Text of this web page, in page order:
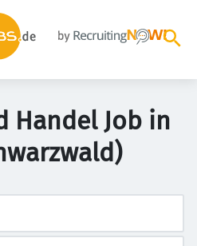
Handel Job in